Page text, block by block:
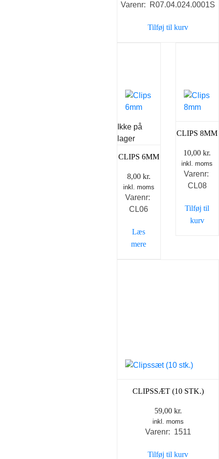
Varenr: R07.04.024.0001S
Tilføj til kurv
Ikke på
lager
CLIPS 6MM
8,00 kr.
inkl. moms
Varenr:
CL06
Læs
mere
CLIPS 8MM
10,00kr.
inkl. moms
Varenr:
CL08
Tilføj til
kurv
CLIPSSÆT (10 STK.)
59,00 kr.
inkl. moms
Varenr: 1511
Tilføj til kurv